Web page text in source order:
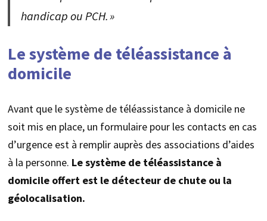
handicap ou PCH. »
Le système de téléassistance à
domicile
Avant que le système de téléassistance à domicile ne
soit mis en place, un formulaire pour les contacts en cas
d’urgence est à remplir auprès des associations d’aides
à la personne. Le système de téléassistance à
domicile offert est le détecteur de chute ou la
géolocalisation.